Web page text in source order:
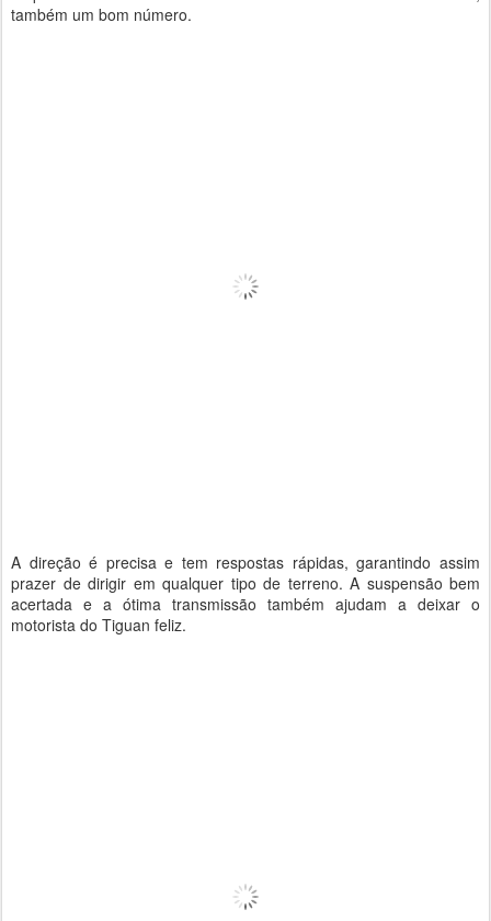
também um bom número.
A direção é precisa e tem respostas rápidas, garantindo assim
prazer de dirigir em qualquer tipo de terreno. A suspensão bem
acertada e a ótima transmissão também ajudam a deixar o
motorista do Tiguan feliz.